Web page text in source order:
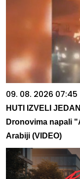
09. 08. 2026 07:45
HUTI IZVELI
Dronovima napali
Arabiji (VIDEO)